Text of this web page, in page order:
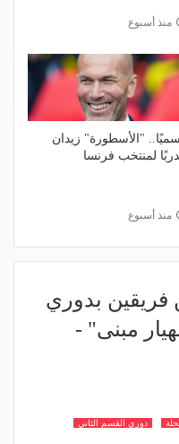
منذ أسبوع
"الأسطورة" زيدان
لمنتخب فرنسا
منذ أسبوع
فريقين بدوري
مبنى" -
دوري القسم الثاني